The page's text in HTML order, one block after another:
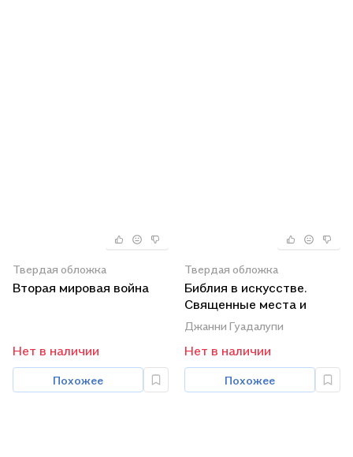
Твердая обложка
Вторая мировая война
Нет в наличии
Похожее
Твердая обложка
Библия в искусстве.
Священные места и
сюжеты из Ветхого и
Нового Заветов
Джанни Гуадалупи
Нет в наличии
Похожее